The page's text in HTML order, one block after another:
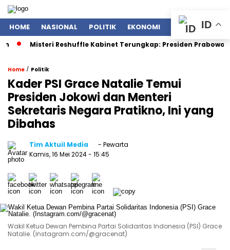
HOME NASIONAL POLITIK EKONOMI ENTERTAINMENT
Misteri Reshuffle Kabinet Terungkap: Presiden Prabowo
Home / Politik
Kader PSI Grace Natalie Temui
Presiden Jokowi dan Menteri
Sekretaris Negara Pratikno, Ini yang
Dibahas
Tim Aktuil Media
- Pewarta
Kamis, 16 Mei 2024- 15:45
Wakil Ketua Dewan Pembina Partai Solidaritas Indonesia (PSI) Grace
Natalie. (Instagram.com/@gracenat)
ID